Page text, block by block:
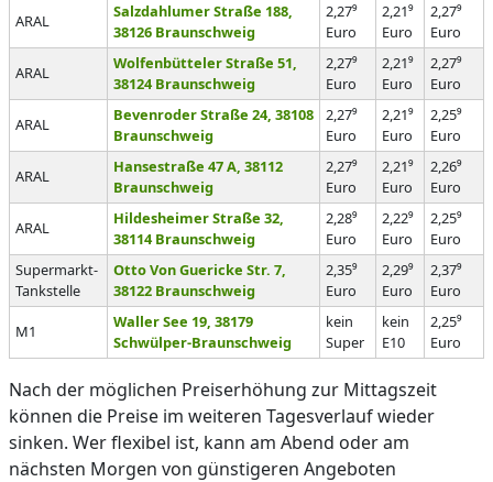
ARAL
Salzdahlumer Straße 188,
38126 Braunschweig
2,27⁹
Euro
2,21⁹
Euro
2,27⁹
Euro
ARAL
Wolfenbütteler Straße 51,
38124 Braunschweig
2,27⁹
Euro
2,21⁹
Euro
2,27⁹
Euro
ARAL
Bevenroder Straße 24, 38108
Braunschweig
2,27⁹
Euro
2,21⁹
Euro
2,25⁹
Euro
ARAL
Hansestraße 47 A, 38112
Braunschweig
2,27⁹
Euro
2,21⁹
Euro
2,26⁹
Euro
ARAL
Hildesheimer Straße 32,
38114 Braunschweig
2,28⁹
Euro
2,22⁹
Euro
2,25⁹
Euro
Supermarkt-
Tankstelle
Otto Von Guericke Str. 7,
38122 Braunschweig
2,35⁹
Euro
2,29⁹
Euro
2,37⁹
Euro
M1
Waller See 19, 38179
Schwülper-Braunschweig
kein
Super
kein
E10
2,25⁹
Euro
Nach der möglichen Preiserhöhung zur Mittagszeit
können die Preise im weiteren Tagesverlauf wieder
sinken. Wer flexibel ist, kann am Abend oder am
nächsten Morgen von günstigeren Angeboten